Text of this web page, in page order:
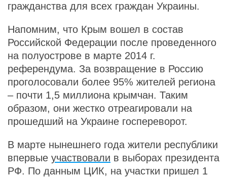
гражданства для всех граждан Украины.
Напомним, что Крым вошел в состав
Российской Федерации после проведенного
на полуострове в марте 2014 г.
референдума. За возвращение в Россию
проголосовали более 95% жителей региона
– почти 1,5 миллиона крымчан. Таким
образом, они жестко отреагировали на
прошедший на Украине госпереворот.
В марте нынешнего года жители республики
впервые участвовали в выборах президента
РФ. По данным ЦИК, на участки пришел 1